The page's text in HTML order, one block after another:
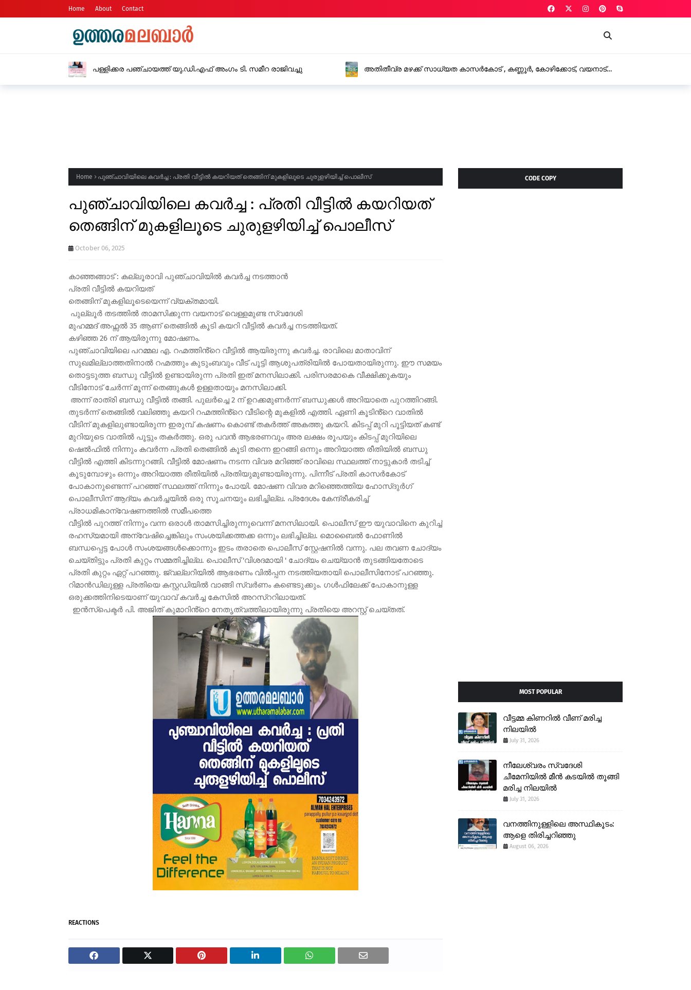
Home About Contact
അതിതീവ്ര മഴക്ക് സാധ്യത കാസർകോട് , കണ്ണൂർ, കോഴിക്കോട്, വയനാട്
ഹോട്ടലുകളിലും കടകളിലും പരിശോധന പഴകിയ മാംസം
Home പുഞ്ചാവിയിലെ കവർച്ച : പ്രതി വീട്ടിൽ കയറിയത് തെങ്ങിന് മുകളിലൂടെ ചുരുളഴിയിച്ച് പൊലീസ്
പുഞ്ചാവിയിലെ കവർച്ച : പ്രതി വീട്ടിൽ കയറിയത്
തെങ്ങിന് മുകളിലൂടെ ചുരുളഴിയിച്ച് പൊലീസ്
October 06, 2025
കാഞ്ഞങ്ങാട് : കല്ലൂരാവി പുഞ്ചാവിയിൽ കവർച്ച നടത്താൻ
പ്രതി വീട്ടിൽ കയറിയത്
തെങ്ങിന് മുകളിലൂടെയെന്ന് വ്യക്തമായി.
പുല്ലൂർ തടത്തിൽ താമസിക്കുന്ന വയനാട് വെള്ളമുണ്ട സ്വദേശി
മുഹമ്മദ്‌ അഫ്സൽ 35 ആണ് തെങ്ങിൽ കൂടി കയറി വീട്ടിൽ കവർച്ച നടത്തിയത്.
കഴിഞ്ഞ 26 ന് ആയിരുന്നു മോഷണം.
പുഞ്ചാവിയിലെ പറമ്മല എ. റഹ്മത്തിൻ്റെ വീട്ടിൽ ആയിരുന്നു കവർച്ച. രാവിലെ മാതാവിന്
സുഖമില്ലാത്തതിനാൽ റഹ്മത്തും കുടുംബവും വീട് പൂട്ടി ആശുപത്രിയിൽ പോയതായിരുന്നു. ഈ സമയം
തൊട്ടടുത്ത ബന്ധു വീട്ടിൽ ഉണ്ടായിരുന്ന പ്രതി ഇത് മനസിലാക്കി. പരിസരമാകെ വീക്ഷിക്കുകയും
വീടിനോട് ചേർന്ന് മൂന്ന് തെങ്ങുകൾ ഉള്ളതായും മനസിലാക്കി.
അന്ന് രാത്രി ബന്ധു വീട്ടിൽ തങ്ങി. പുലർച്ചെ 2 ന് ഉറക്കമുണർന്ന് ബന്ധുക്കൾ അറിയാതെ പുറത്തിറങ്ങി.
തുടർന്ന് തെങ്ങിൽ വലിഞ്ഞു കയറി റഹ്മത്തിൻ്റെ വീടിന്റെ മുകളിൽ എത്തി. ഏണി കൂടിൻ്റെ വാതിൽ
വീടിന് മുകളിലുണ്ടായിരുന്ന ഇരുമ്പ് കഷണം കൊണ്ട് തകർത്ത് അകത്തു കയറി. കിടപ്പ് മുറി പൂട്ടിയത് കണ്ട്
മുറിയുടെ വാതിൽ പൂട്ടും തകർത്തു. ഒരു പവൻ ആഭരണവും അര ലക്ഷം രൂപയും കിടപ്പ് മുറിയിലെ
ഷെൽഫിൽ നിന്നും കവർന്ന പ്രതി തെങ്ങിൽ കൂടി തന്നെ ഇറങ്ങി ഒന്നും അറിയാത്ത രീതിയിൽ ബന്ധു
വീട്ടിൽ എത്തി കിടന്നുറങ്ങി. വീട്ടിൽ മോഷണം നടന്ന വിവര മറിഞ്ഞ് രാവിലെ സ്ഥലത്ത് നാട്ടുകാർ തടിച്ച്
കൂടുമ്പോഴും ഒന്നും അറിയാത്ത രീതിയിൽ പ്രതിയുമുണ്ടായിരുന്നു. പിന്നീട് പ്രതി കാസർകോട്
പോകാനുണ്ടെന്ന് പറഞ്ഞ് സ്ഥലത്ത് നിന്നും പോയി. മോഷണ വിവര മറിഞ്ഞെത്തിയ ഹോസ്ദുർഗ്
പൊലീസിന് ആദ്യം കവർച്ചയിൽ ഒരു സൂചനയും ലഭിച്ചില്ല. പ്രദേശം കേന്ദ്രീകരിച്ച്
പ്രാധമികാന്വേഷണത്തിൽ സമീപത്തെ
വീട്ടിൽ പുറത്ത് നിന്നും വന്ന ഒരാൾ താമസിച്ചിരുന്നുവെന്ന് മനസിലായി. പൊലീസ് ഈ യുവാവിനെ കുറിച്ച്
രഹസ്യമായി അന്വേഷിച്ചെങ്കിലും സംശയിക്കത്തക്ക ഒന്നും ലഭിച്ചില്ല. മൊബൈൽ ഫോണിൽ
ബന്ധപ്പെട്ട പോൾ സംശയങ്ങൾക്കൊന്നും ഇടം തരാതെ പൊലീസ് സ്റ്റേഷനിൽ വന്നു. പല തവണ ചോദ്യം
ചെയ്തിട്ടും പ്രതി കുറ്റം സമ്മതിച്ചില്ല. പൊലീസ് 'വിശദമായി ' ചോദ്യം ചെയ്യാൻ തുടങ്ങിയതോടെ
പ്രതി കുറ്റം ഏറ്റ് പറഞ്ഞു. ജ്വല്ലറിയിൽ ആഭരണം വിൽപ്പന നടത്തിയതായി പൊലീസിനോട് പറഞ്ഞു.
റിമാൻഡിലുള്ള പ്രതിയെ കസ്റ്റഡിയിൽ വാങ്ങി സ്വർണം കണ്ടെടുക്കും. ഗൾഫിലേക്ക് പോകാനുള്ള
ഒരുക്കത്തിനിടെയാണ് യുവാവ് കവർച്ച കേസിൽ അറസ്ററിലായത്.
ഇൻസ്പെക്ടർ പി. അജിത് കുമാറിൻ്റെ നേതൃത്വത്തിലായിരുന്നു പ്രതിയെ അറസ്റ്റ് ചെയ്തത്.
REACTIONS
CODE COPY
MOST POPULAR
വീട്ടമ്മ കിണറിൽ വീണ് മരിച്ച
നിലയിൽ
July 31, 2026
നീലേശ്വരം സ്വദേശി
ചീമേനിയിൽ മീൻ കടയിൽ തൂങ്ങി
മരിച്ച നിലയിൽ
July 31, 2026
വനത്തിനുള്ളിലെ അസ്ഥികൂടം:
ആളെ തിരിച്ചറിഞ്ഞു
August 06, 2026